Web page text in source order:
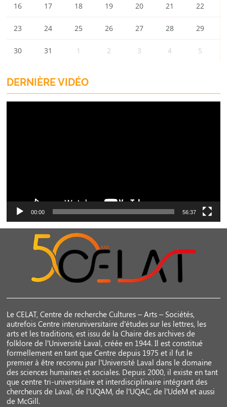
16 17 18 19 20 21 22
23 24 25 26 27 28 29
30 31 1 2 3 4 5
DERNIÈRE VIDÉO
00:00 56:37
Le CELAT, Centre de recherche Cultures – Arts – Sociétés,
autrefois Centre interuniversitaire d’études sur les lettres, les
arts et les traditions, est issu de la Chaire des archives de
folklore de l’Université Laval, créée en 1944. Il est constitué
formellement en tant que Centre depuis 1975 et il fut le
premier à être reconnu par l’Université Laval dans le domaine
des sciences humaines et sociales. Depuis 2000, il existe en tant
que centre tri-universitaire et interdisciplinaire intégrant des
chercheurs de Laval, de l’UQAM, de l’UQAC, de l’UdeM et aussi
de McGill.